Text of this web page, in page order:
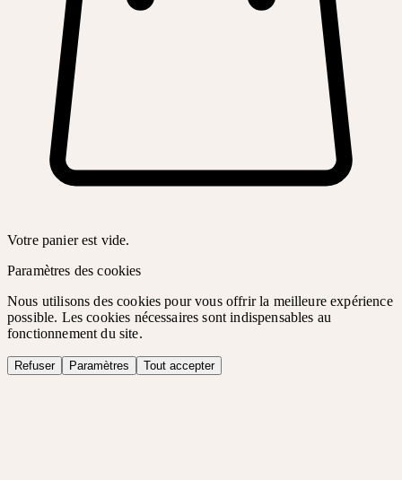
Votre panier est vide.
Paramètres des cookies
Nous utilisons des cookies pour vous offrir la meilleure expérience
possible. Les cookies nécessaires sont indispensables au
fonctionnement du site.
Refuser Paramètres Tout accepter